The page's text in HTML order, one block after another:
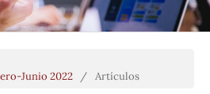
Junio 2022
/ Artículos